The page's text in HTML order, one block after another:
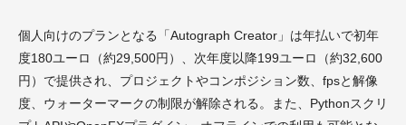
個人向けのプランとなる「Autograph Creator」は年払いで初年
度180ユーロ（約29,500円）、次年度以降199ユーロ（約32,600
円）で提供され、プロジェクトやコンポジション数、fpsと解像
度、ウォーターマークの制限が解除される。また、Pythonスクリ